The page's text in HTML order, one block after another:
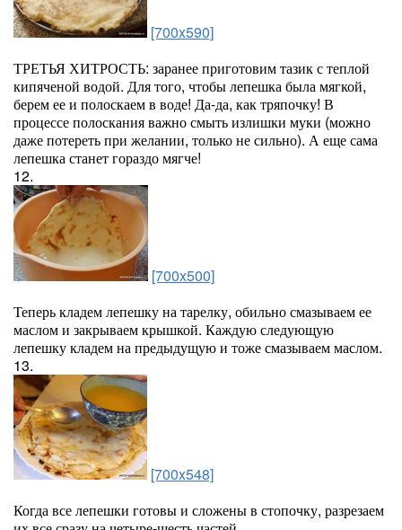
[700x590]
ТРЕТЬЯ ХИТРОСТЬ: заранее приготовим тазик с теплой
кипяченой водой. Для того, чтобы лепешка была мягкой,
берем ее и полоскаем в воде! Да-да, как тряпочку! В
процессе полоскания важно смыть излишки муки (можно
даже потереть при желании, только не сильно). А еще сама
лепешка станет гораздо мягче!
12.
[700x500]
Теперь кладем лепешку на тарелку, обильно смазываем ее
маслом и закрываем крышкой. Каждую следующую
лепешку кладем на предыдущую и тоже смазываем маслом.
13.
[700x548]
Когда все лепешки готовы и сложены в стопочку, разрезаем